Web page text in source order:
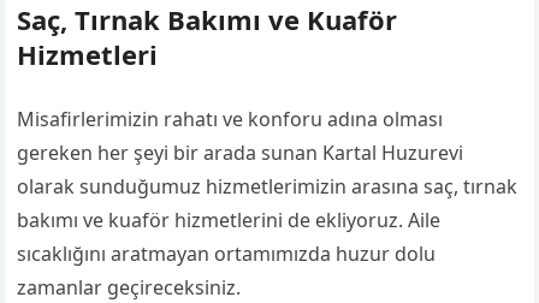
Saç, Tırnak Bakımı ve Kuaför
Hizmetleri
Misafirlerimizin rahatı ve konforu adına olması
gereken her şeyi bir arada sunan Kartal Huzurevi
olarak sunduğumuz hizmetlerimizin arasına saç, tırnak
bakımı ve kuaför hizmetlerini de ekliyoruz. Aile
sıcaklığını aratmayan ortamımızda huzur dolu
zamanlar geçireceksiniz.